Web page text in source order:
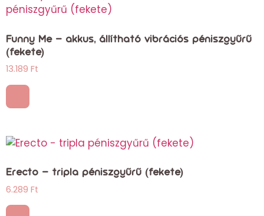
Funny Me – akkus, állítható vibrációs péniszgyűrű
(fekete)
13.189 Ft
Erecto – tripla péniszgyűrű (fekete)
6.289 Ft